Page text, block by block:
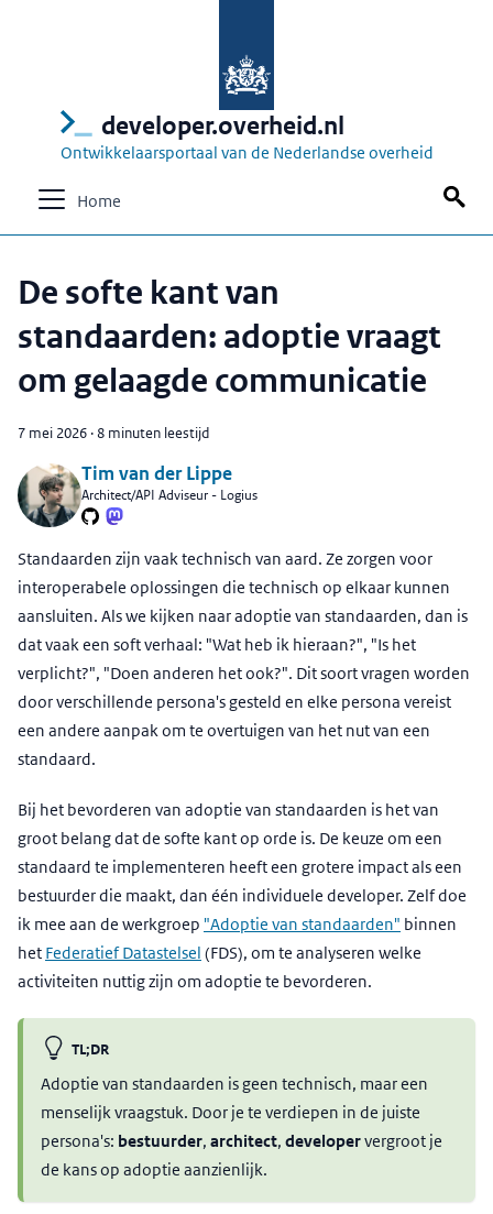
developer.overheid.nl
Ontwikkelaarsportaal van de Nederlandse overheid
Home
De softe kant van
standaarden: adoptie vraagt
om gelaagde communicatie
7 mei 2026 ·8 minuten leestijd
Tim van der Lippe
Architect/API Adviseur - Logius
Standaarden zijn vaak technisch van aard. Ze zorgen voor
interoperabele oplossingen die technisch op elkaar kunnen
aansluiten. Als we kijken naar adoptie van standaarden, dan is
dat vaak een soft verhaal: "Wat heb ik hieraan?", "Is het
verplicht?", "Doen anderen het ook?". Dit soort vragen worden
door verschillende persona's gesteld en elke persona vereist
een andere aanpak om te overtuigen van het nut van een
standaard.
Bij het bevorderen van adoptie van standaarden is het van
groot belang dat de softe kant op orde is. De keuze om een
standaard te implementeren heeft een grotere impact als een
bestuurder die maakt, dan één individuele developer. Zelf doe
ik mee aan de werkgroep "Adoptie van standaarden" binnen
het Federatief Datastelsel (FDS), om te analyseren welke
activiteiten nuttig zijn om adoptie te bevorderen.
TL;DR
Adoptie van standaarden is geen technisch, maar een
menselijk vraagstuk. Door je te verdiepen in de juiste
persona's: bestuurder, architect, developervergroot je
de kans op adoptie aanzienlijk.